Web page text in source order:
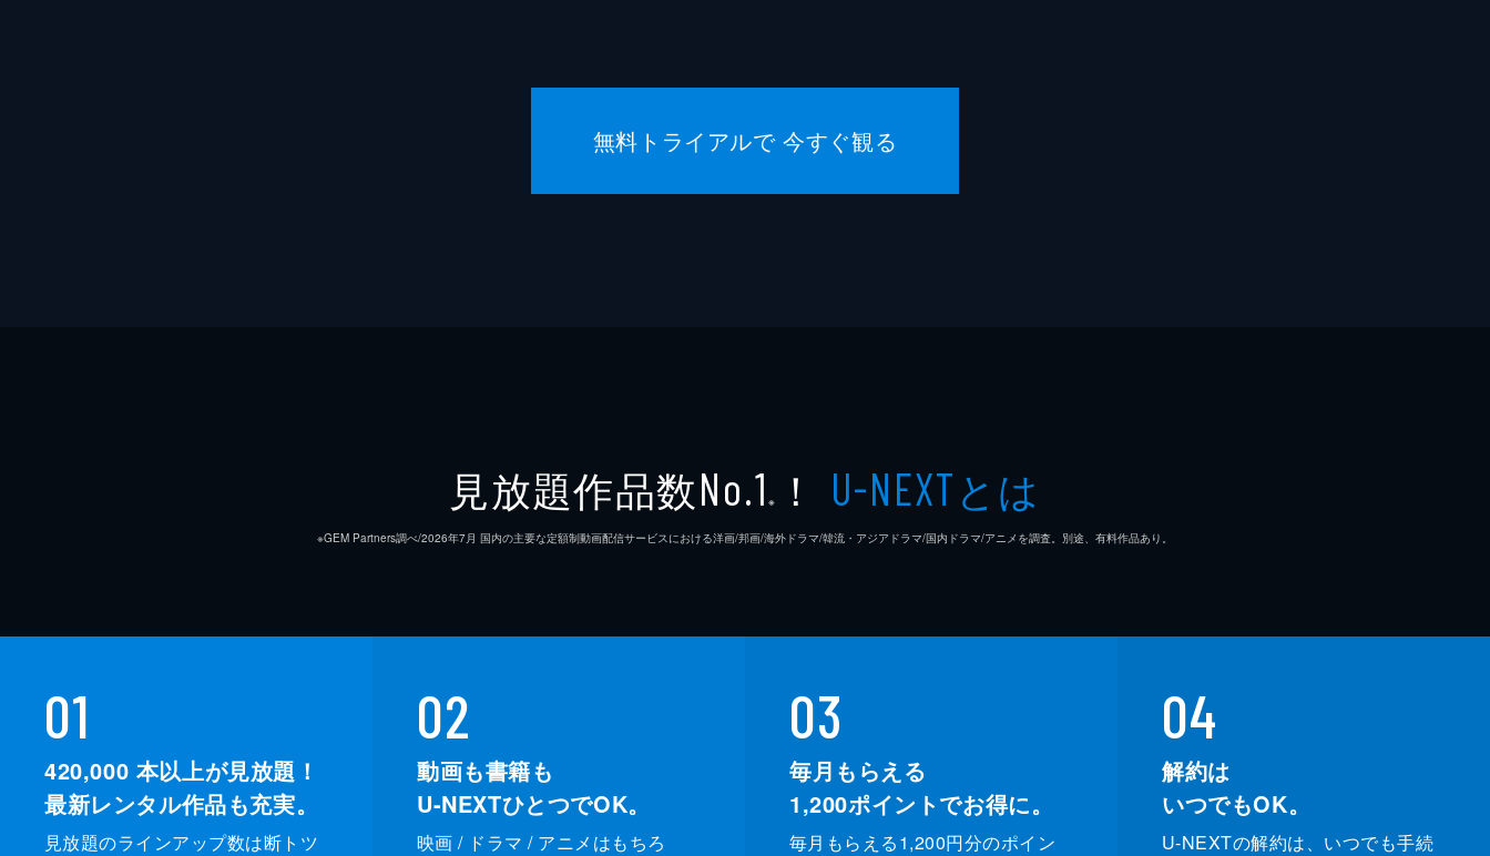
無料トライアルで 今すぐ観る
見放題作品数No.1 ※ ！ U-NEXTとは
※GEM Partners調べ/2026年7⽉ 国内の主要な定額制動画配信サービスにおける洋画/邦画/海外ドラマ/韓流・アジアドラマ/国内ドラマ/アニメを調査。別途、有料作品あり。
01
420,000 本以上が見放題！
最新レンタル作品も充実。
見放題のラインアップ数は断トツ
02
動画も書籍も
U-NEXTひとつでOK。
映画 / ドラマ / アニメはもちろ
03
毎月もらえる
1,200ポイントでお得に。
毎月もらえる1,200円分のポイン
04
解約は
いつでもOK。
U-NEXTの解約は、いつでも手続